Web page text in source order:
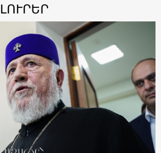
ԼՈՒՐԵՐ